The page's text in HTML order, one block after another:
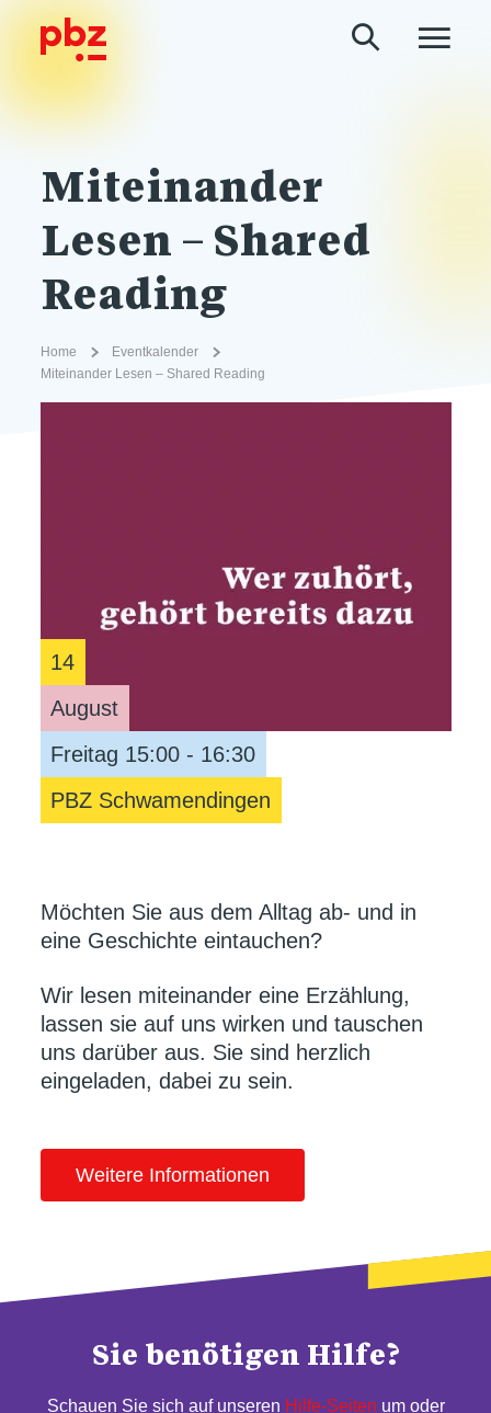
Miteinander
Lesen – Shared
Reading
Home
Eventkalender
Miteinander Lesen – Shared Reading
14
August
Freitag 15:00 - 16:30
PBZ Schwamendingen
Möchten Sie aus dem Alltag ab- und in
eine Geschichte eintauchen?
Wir lesen miteinander eine Erzählung,
lassen sie auf uns wirken und tauschen
uns darüber aus. Sie sind herzlich
eingeladen, dabei zu sein.
Weitere Informationen
Sie benötigen Hilfe?
Schauen Sie sich auf unseren Hilfe-Seiten um oder